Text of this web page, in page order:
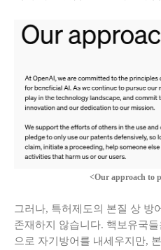
<Our approach to
그러나, 특허제도의 본질 상 방
존재하지 않습니다. 핵보유국
으로 자기방어를 내세우지만,